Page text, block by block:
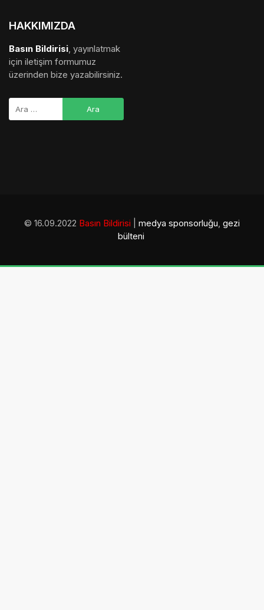
HAKKIMIZDA
Basın Bildirisi, yayınlatmak
için iletişim formumuz
üzerinden bize yazabilirsiniz.
© 16.09.2022 Basın Bildirisi medya sponsorluğu, gezi
bülteni